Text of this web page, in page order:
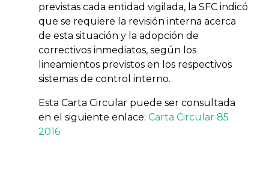
previstas cada entidad vigilada, la SFC indicó
que se requiere la revisión interna acerca
de esta situación y la adopción de
correctivos inmediatos, según los
lineamientos previstos en los respectivos
sistemas de control interno.
Esta Carta Circular puede ser consultada
en el siguiente enlace: Carta Circular 85
2016